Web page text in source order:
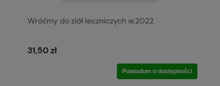
Wróćmy do ziół leczniczych w.2022
31,50 zł
Powiadom o dostępności